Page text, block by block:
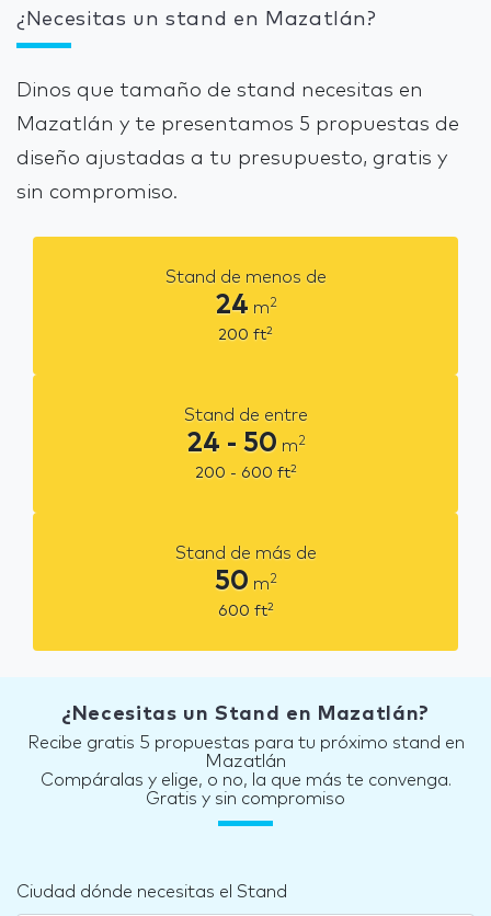
¿Necesitas un stand en Mazatlán?
Dinos que tamaño de stand necesitas en
Mazatlán y te presentamos 5 propuestas de
diseño ajustadas a tu presupuesto, gratis y
sin compromiso.
Stand de menos de
24 m2
200 ft2
Stand de entre
24 - 50 m2
200 - 600 ft2
Stand de más de
50 m2
600 ft2
¿Necesitas un Stand en Mazatlán?
Recibe gratis 5 propuestas para tu próximo stand en
Mazatlán
Compáralas y elige, o no, la que más te convenga.
Gratis y sin compromiso
Ciudad dónde necesitas el Stand